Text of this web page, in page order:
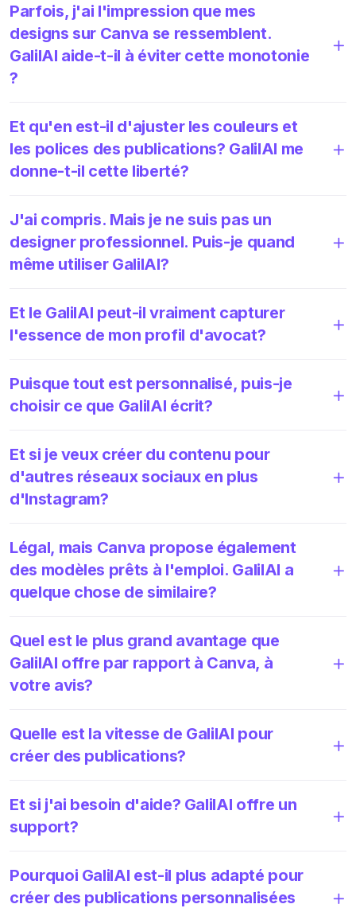
Parfois, j'ai l'impression que mes
designs sur Canva se ressemblent.
GalilAI aide-t-il à éviter cette monotonie
?
Et qu'en est-il d'ajuster les couleurs et
les polices des publications? GalilAI me
donne-t-il cette liberté?
J'ai compris. Mais je ne suis pas un
designer professionnel. Puis-je quand
même utiliser GalilAI?
Et le GalilAI peut-il vraiment capturer
l'essence de mon profil d'avocat?
Puisque tout est personnalisé, puis-je
choisir ce que GalilAI écrit?
Et si je veux créer du contenu pour
d'autres réseaux sociaux en plus
d'Instagram?
Légal, mais Canva propose également
des modèles prêts à l'emploi. GalilAI a
quelque chose de similaire?
Quel est le plus grand avantage que
GalilAI offre par rapport à Canva, à
votre avis?
Quelle est la vitesse de GalilAI pour
créer des publications?
Et si j'ai besoin d'aide? GalilAI offre un
support?
Pourquoi GalilAI est-il plus adapté pour
créer des publications personnalisées